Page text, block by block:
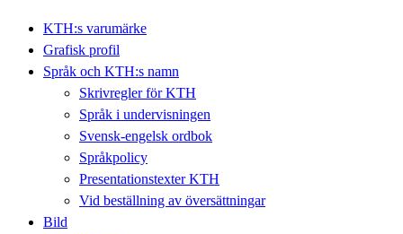
KTH:s varumärke
Grafisk profil
Språk och KTH:s namn
Skrivregler för KTH
Språk i undervisningen
Svensk-engelsk ordbok
Språkpolicy
Presentationstexter KTH
Vid beställning av översättningar
Bild